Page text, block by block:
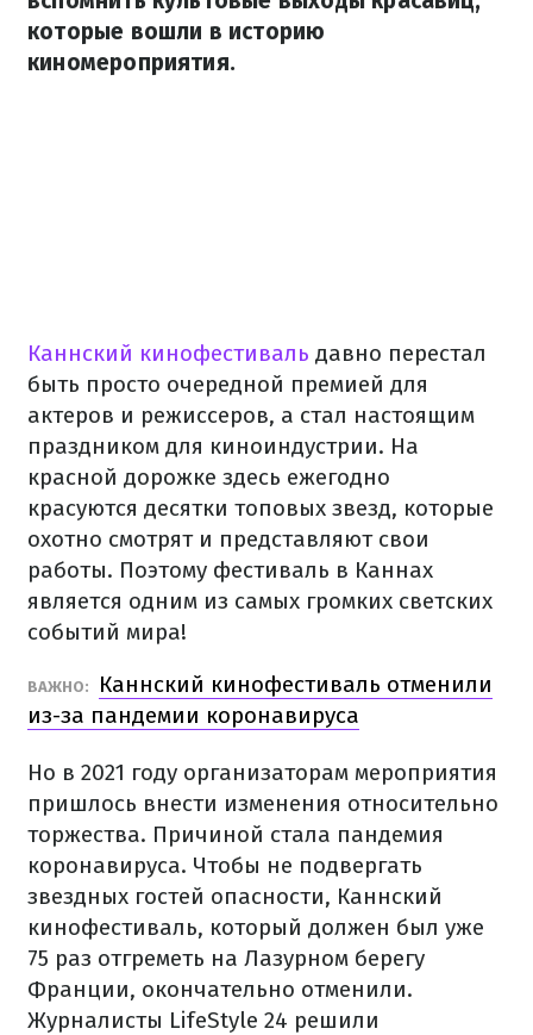
которые вошли в историю
киномероприятия.
Каннский кинофестиваль давно перестал
быть просто очередной премией для
актеров и режиссеров, а стал настоящим
праздником для киноиндустрии. На
красной дорожке здесь ежегодно
красуются десятки топовых звезд, которые
охотно смотрят и представляют свои
работы. Поэтому фестиваль в Каннах
является одним из самых громких светских
событий мира!
ВАЖНО:
Каннский кинофестиваль отменили
из-за пандемии коронавируса
Но в 2021 году организаторам мероприятия
пришлось внести изменения относительно
торжества. Причиной стала пандемия
коронавируса. Чтобы не подвергать
звездных гостей опасности, Каннский
кинофестиваль, который должен был уже
75 раз отгреметь на Лазурном берегу
Франции, окончательно отменили.
Журналисты LifeStyle 24 решили